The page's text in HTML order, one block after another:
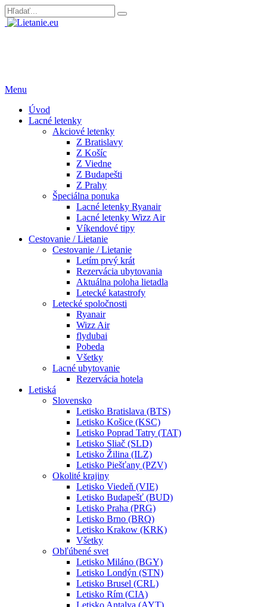
Menu
Úvod
Lacné letenky
Akciové letenky
Z Bratislavy
Z Košíc
Z Viedne
Z Budapešti
Z Prahy
Špeciálna ponuka
Lacné letenky Ryanair
Lacné letenky Wizz Air
Víkendové tipy
Cestovanie / Lietanie
Cestovanie / Lietanie
Letím prvý krát
Rezervácia ubytovania
Aktuálna poloha lietadla
Letecké katastrofy
Letecké spoločnosti
Ryanair
Wizz Air
flydubai
Pobeda
Všetky
Lacné ubytovanie
Rezervácia hotela
Letiská
Slovensko
Letisko Bratislava (BTS)
Letisko Košice (KSC)
Letisko Poprad Tatry (TAT)
Letisko Sliač (SLD)
Letisko Žilina (ILZ)
Letisko Piešťany (PZV)
Okolité krajiny
Letisko Viedeň (VIE)
Letisko Budapešť (BUD)
Letisko Praha (PRG)
Letisko Brno (BRQ)
Letisko Krakow (KRK)
Všetky
Obľúbené svet
Letisko Miláno (BGY)
Letisko Londýn (STN)
Letisko Brusel (CRL)
Letisko Rím (CIA)
Letisko Antalya (AYT)